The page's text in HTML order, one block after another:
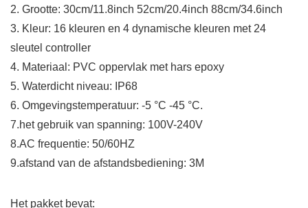
2. Grootte: 30cm/11.8inch 52cm/20.4inch 88cm/34.6inch
3. Kleur: 16 kleuren en 4 dynamische kleuren met 24
sleutel controller
4. Materiaal: PVC oppervlak met hars epoxy
5. Waterdicht niveau: IP68
6. Omgevingstemperatuur: -5 °C -45 °C.
7.het gebruik van spanning: 100V-240V
8.AC frequentie: 50/60HZ
9.afstand van de afstandsbediening: 3M
Het pakket bevat: